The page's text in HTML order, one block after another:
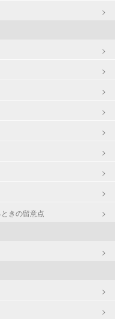
きの留意点